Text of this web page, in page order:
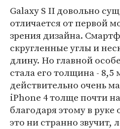
Galaxy S II довольно
отличается от первой
зрения дизайна.
скругленные углы и
длину. Но главной
стала его толщина -
действительно очень
iPhone 4 толще почти
благодаря этому в
это ни странно звучит,